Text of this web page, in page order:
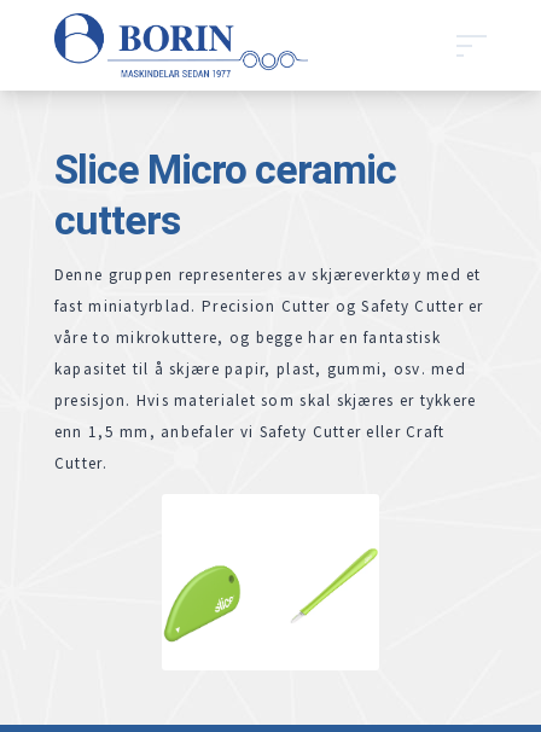
Slice Micro ceramic
cutters
Denne gruppen representeres av skjæreverktøy med et
fast miniatyrblad. Precision Cutter og Safety Cutter er
våre to mikrokuttere, og begge har en fantastisk
kapasitet til å skjære papir, plast, gummi, osv. med
presisjon. Hvis materialet som skal skjæres er tykkere
enn 1,5 mm, anbefaler vi Safety Cutter eller Craft
Cutter.